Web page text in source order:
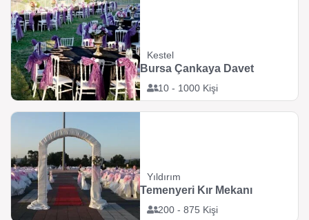
Kestel
10 - 1000 Kişi
Bursa Çankaya Davet
Yıldırım
200 - 875 Kişi
Temenyeri Kır Mekanı